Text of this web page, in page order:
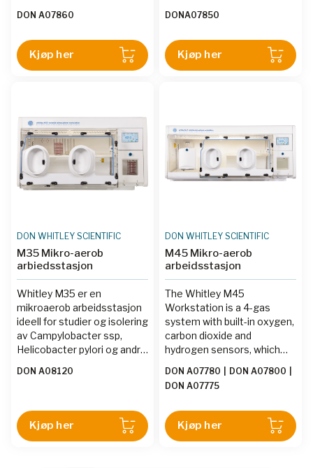
gasskonsentrasjoner, noe
med prøver i et stabilt miljø.
Whitley M-serien av
Scientific-serien; de tillater
å skape
anoksiske/anaerobe,
mikroaerobe eller
hypoksiske atmosfærer
uten behov for å endre
DON A07860
Kjøp her
gasskonsentrasjoner, noe
med prøver i et stabilt miljø.
Whitley M-serien av
å skape
anoksiske/anaerobe,
mikroaerobe eller
hypoksiske atmosfærer
DONA07850
Kjøp her
DON WHITLEY SCIENTIFIC
M35 Mikro-aerob
arbiedsstasjon
Whitley M35 er en
mikroaerob arbeidsstasjon
ideell for studier og isolering
av Campylobacter ssp,
Helicobacter pylori og andre
fire gasser - nitrogen,
nitrogenblanding kan
kombineres i sikre og
DON A08120
Kjøp her
DON WHITLEY SCIENTIFIC
M45 Mikro-aerob
arbeidsstasjon
The Whitley M45
Workstation is a 4-gas
system with built-in oxygen,
carbon dioxide and
hydrogen sensors, which
precise gas concentrations.
DON A07780 DON A07800
DON A07775
Kjøp her